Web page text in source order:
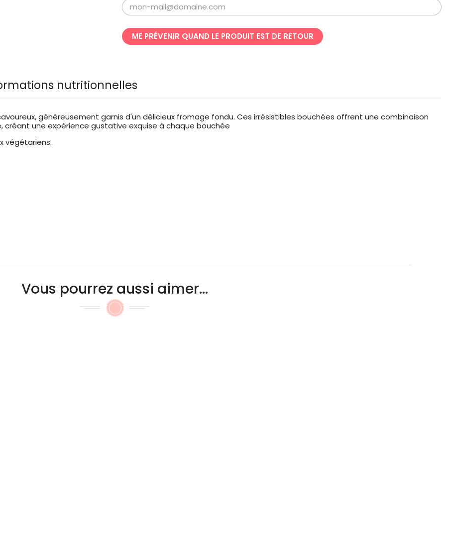
ME PRÉVENIR QUAND LE PRODUIT EST DE RETOUR
nutritionnelles
généreusement garnis d'un délicieux fromage fondu. Ces irrésistibles bouchées offrent une combinaison
une expérience gustative exquise à chaque bouchée
végétariens.
Vous pourrez aussi aimer...